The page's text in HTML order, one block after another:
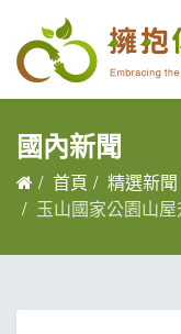
國內新聞
首頁 精選新聞
玉山國家公園山